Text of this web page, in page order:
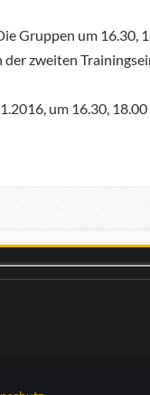
Gruppen um 16.30,
zweiten
um 16.30,